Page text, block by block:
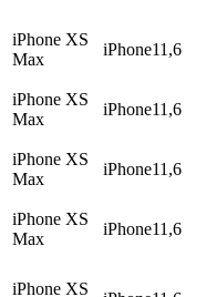
iPhone XS
Max
iPhone11,6
iPhone XS
Max
iPhone11,6
iPhone XS
Max
iPhone11,6
iPhone XS
Max
iPhone11,6
iPhone XS